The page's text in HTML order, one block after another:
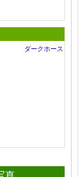
ダークホース